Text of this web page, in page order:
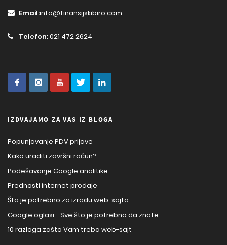
Email:info@finansijskibiro.com
Telefon:021 472 2624
IZDVAJAMO ZA VAS IZ BLOGA
Popunjavanje PDV prijave
Kako uraditi završni račun?
Podešavanje Google analitike
Prednosti internet prodaje
Šta je potrebno za izradu web-sajta
Google oglasi - Sve što je potrebno da znate
10 razloga zašto Vam treba web-sajt